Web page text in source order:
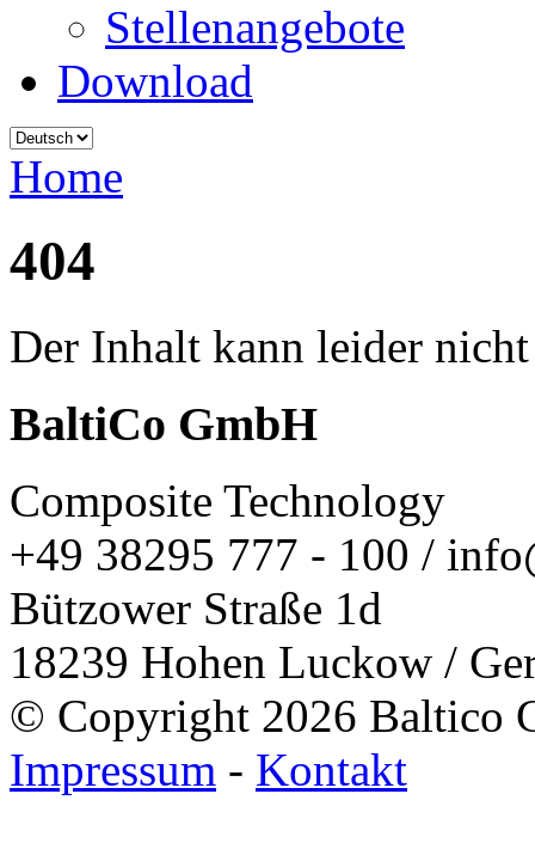
Stellenangebote
Download
Home
404
Der Inhalt kann leider
BaltiCo GmbH
Composite Technology
+49 38295 777 - 100 /
Bützower Straße 1d
18239 Hohen Luckow /
© Copyright 2026 Baltico
Impressum - Kontakt